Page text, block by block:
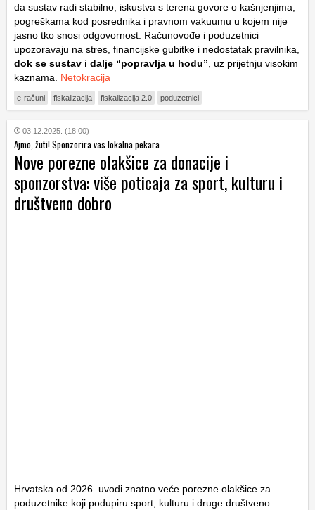
da sustav radi stabilno, iskustva s terena govore o kašnjenjima,
pogreškama kod posrednika i pravnom vakuumu u kojem nije
jasno tko snosi odgovornost. Računovođe i poduzetnici
upozoravaju na stres, financijske gubitke i nedostatak pravilnika,
dok se sustav i dalje “popravlja u hodu”, uz prijetnju visokim
kaznama. Netokracija
e-računi fiskalizacija fiskalizacija 2.0 poduzetnici
03.12.2025. (18:00)
Ajmo, žuti! Sponzorira vas lokalna pekara
Nove porezne olakšice za donacije i
sponzorstva: više poticaja za sport, kulturu i
društveno dobro
Hrvatska od 2026. uvodi znatno veće porezne olakšice za
poduzetnike koji podupiru sport, kulturu i druge društveno